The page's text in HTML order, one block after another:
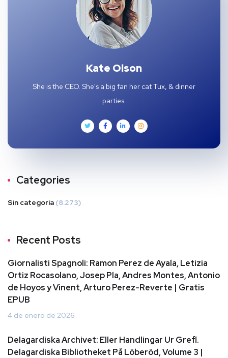
Kate Olson
She is the CEO. She's a big fan her cat Tux, & dinner
parties.
Categories
Sin categoría (8.273)
Recent Posts
Giornalisti Spagnoli: Ramon Perez de Ayala, Letizia
Ortiz Rocasolano, Josep Pla, Andres Montes, Antonio
de Hoyos y Vinent, Arturo Perez-Reverte | Gratis
EPUB
4 de enero de 2026
Delagardiska Archivet: Eller Handlingar Ur Grefl.
Delagardiska Bibliotheket På Löberöd, Volume 3 |